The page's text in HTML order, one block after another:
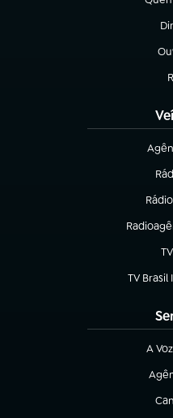
(abre
(abre
(abre
(abre em
TV
(abre
A
(abre